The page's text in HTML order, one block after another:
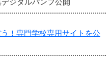
ジタルパンフ公開
！専門学校専用サイトを公